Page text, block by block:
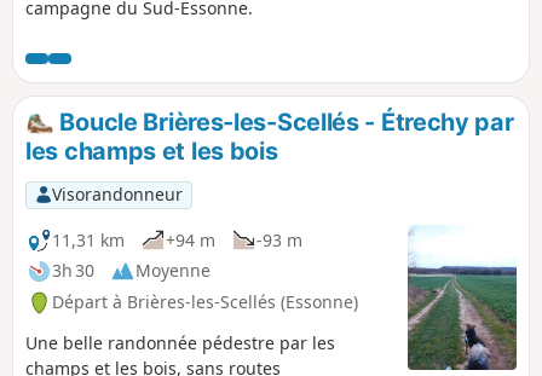
campagne du Sud-Essonne.
Boucle Brières-les-Scellés - Étrechy par
les champs et les bois
Visorandonneur
11,31 km
+94 m
-93 m
3h 30
Moyenne
Départ à Brières-les-Scellés (Essonne)
Une belle randonnée pédestre par les
champs et les bois, sans routes